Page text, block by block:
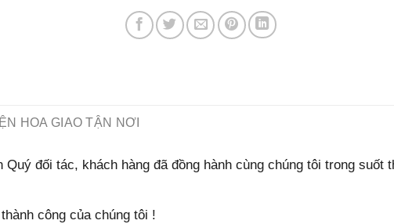
HOA GIAO TẬN NƠI
đối tác, khách hàng đã đồng hành cùng chúng tôi trong suốt
công của chúng tôi !